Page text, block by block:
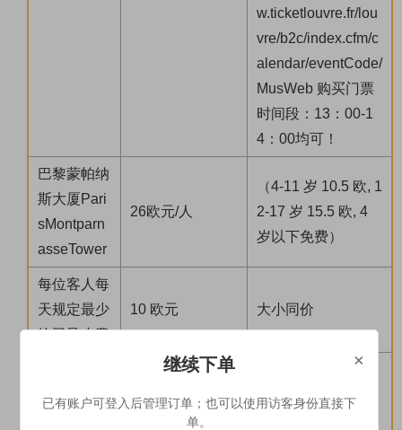
w.ticketlouvre.fr/lou
vre/b2c/index.cfm/c
alendar/eventCode/
MusWeb 购买门票
时间段：13：00-1
4：00均可！
巴黎蒙帕纳
斯大厦Pari
sMontparn
asseTower
26欧元/人
（4-11 岁 10.5 欧, 1
2-17 岁 15.5 欧, 4
岁以下免费）
每位客人每
天规定最少
给司导小费
10 欧元 大小同价
RiverSeine
17欧元/人
以下免费)
×
继续下单
已有账户可登入后管理订单；也可以使用访客身份直接下
单。